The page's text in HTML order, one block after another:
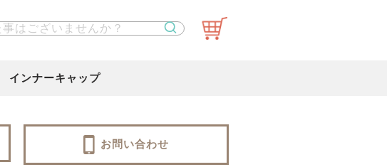
インナーキャップ
お問い合わせ